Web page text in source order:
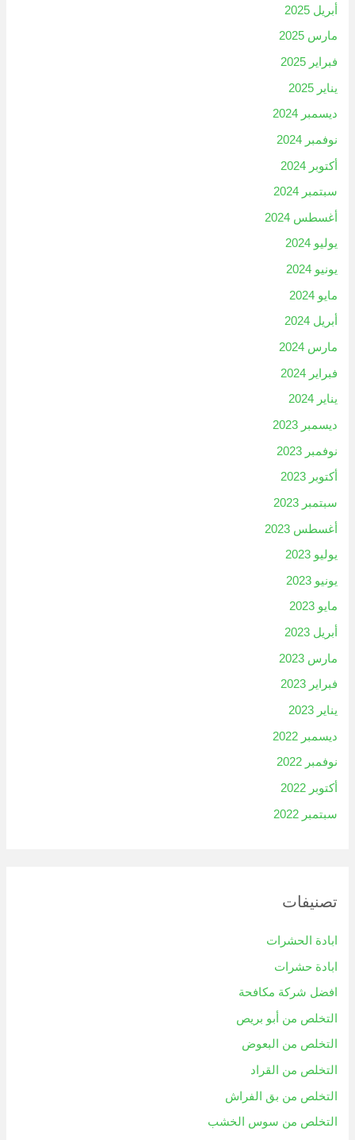
أبريل 2025
مارس 2025
فبراير 2025
يناير 2025
ديسمبر 2024
نوفمبر 2024
أكتوبر 2024
سبتمبر 2024
أغسطس 2024
يوليو 2024
يونيو 2024
مايو 2024
أبريل 2024
مارس 2024
فبراير 2024
يناير 2024
ديسمبر 2023
نوفمبر 2023
أكتوبر 2023
سبتمبر 2023
أغسطس 2023
يوليو 2023
يونيو 2023
مايو 2023
أبريل 2023
مارس 2023
فبراير 2023
يناير 2023
ديسمبر 2022
نوفمبر 2022
أكتوبر 2022
سبتمبر 2022
تصنيفات
ابادة الحشرات
ابادة حشرات
افضل شركة مكافحة
التخلص من أبو بريص
التخلص من البعوض
التخلص من القراد
التخلص من بق الفراش
التخلص من سوس الخشب